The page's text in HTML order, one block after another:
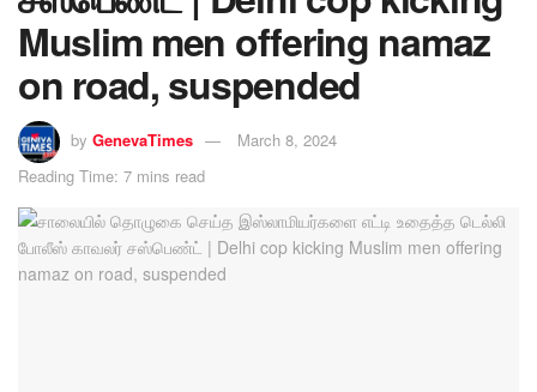
Muslim men offering namaz
on road, suspended
by GenevaTimes
March 8, 2024
Reading Time: 7 mins read